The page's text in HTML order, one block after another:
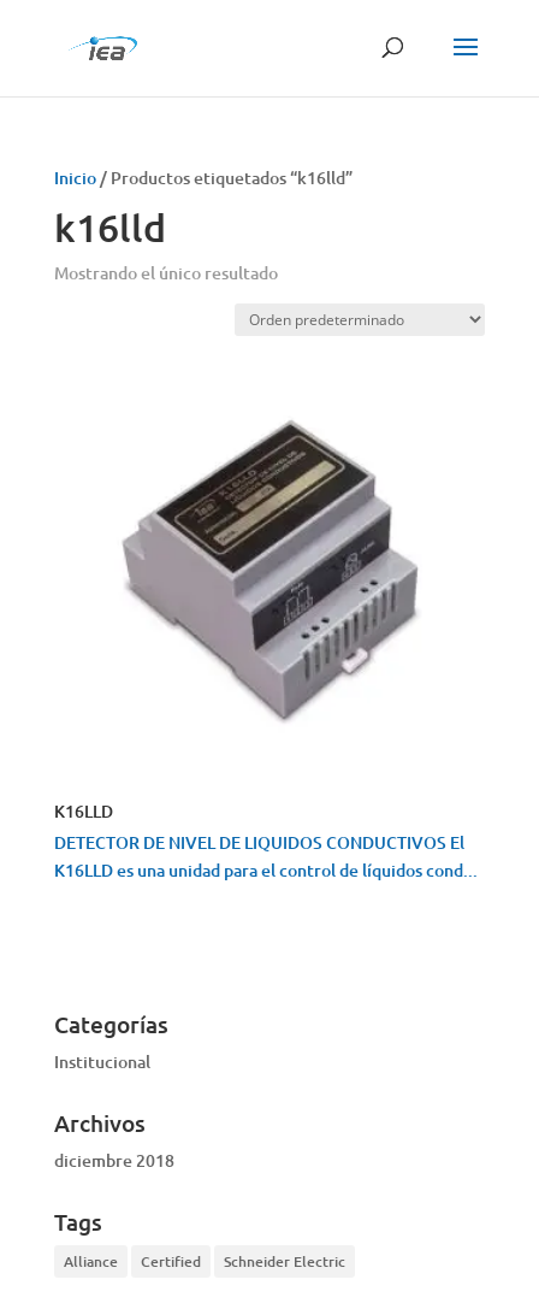
Inicio/ Productos etiquetados “k16lld”
k16lld
Mostrando el único resultado
K16LLD
DETECTOR DE NIVEL DE LIQUIDOS CONDUCTIVOS El
K16LLD es una unidad para el control de líquidos cond...
Categorías
Institucional
Archivos
diciembre 2018
Tags
Alliance Certified Schneider Electric